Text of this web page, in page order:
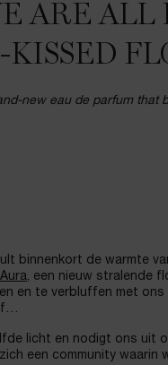
ARE
new eau de parfum that
binnenkort de warmte
, een nieuw stralende
en te verbluffen met
licht en nodigt ons uit
een community